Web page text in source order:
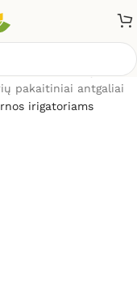
pakaitiniai antgaliai
irigatoriams